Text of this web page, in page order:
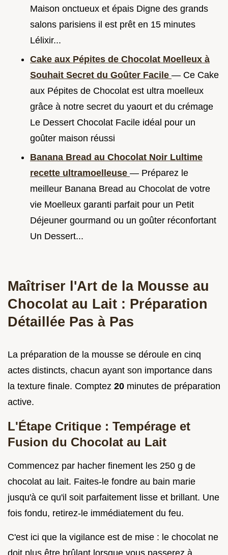
Maison onctueux et épais Digne des grands
salons parisiens il est prêt en 15 minutes
Lélixir...
Cake aux Pépites de Chocolat Moelleux à
Souhait Secret du Goûter Facile — Ce Cake
aux Pépites de Chocolat est ultra moelleux
grâce à notre secret du yaourt et du crémage
Le Dessert Chocolat Facile idéal pour un
goûter maison réussi
Banana Bread au Chocolat Noir Lultime
recette ultramoelleuse — Préparez le
meilleur Banana Bread au Chocolat de votre
vie Moelleux garanti parfait pour un Petit
Déjeuner gourmand ou un goûter réconfortant
Un Dessert...
Maîtriser l'Art de la Mousse au
Chocolat au Lait : Préparation
Détaillée Pas à Pas
La préparation de la mousse se déroule en cinq
actes distincts, chacun ayant son importance dans
la texture finale. Comptez 20 minutes de préparation
active.
L'Étape Critique : Tempérage et
Fusion du Chocolat au Lait
Commencez par hacher finement les 250 g de
chocolat au lait. Faites-le fondre au bain marie
jusqu'à ce qu'il soit parfaitement lisse et brillant. Une
fois fondu, retirez-le immédiatement du feu.
C'est ici que la vigilance est de mise : le chocolat ne
doit plus être brûlant lorsque vous passerez à